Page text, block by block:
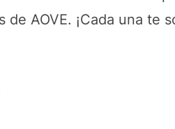
de AOVE. ¡Cada una te